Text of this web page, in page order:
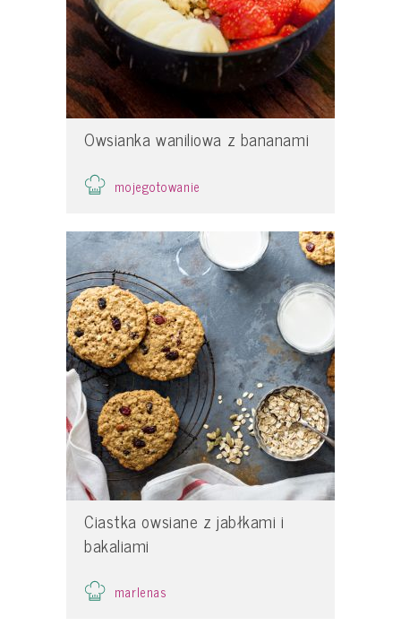
Owsianka waniliowa z bananami
mojegotowanie
Ciastka owsiane z jabłkami i
bakaliami
marlenas